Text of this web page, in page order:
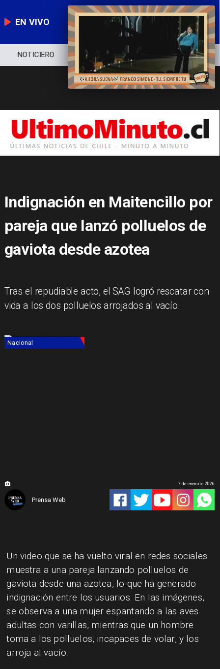
EN VIVO
NOTICIERO POLÍTICA ECONOMÍA
Indignación en Maitencillo por
pareja que lanzó polluelos de
gaviota desde azotea
Tras el repudiable acto, el SAG logró rescatar con
vida a los dos polluelos arrojados al vacío.
Nacional
Prensa Web
7 de enero de 2026
Un video que se ha vuelto viral en redes sociales
muestra a una pareja lanzando polluelos de
gaviota desde una azotea, lo que ha generado
indignación entre los usuarios. En las imágenes,
se observa a una mujer espantando a las aves
adultas con varillas, mientras que un hombre
toma a los polluelos, incapaces de volar, y los
arroja al vacío.